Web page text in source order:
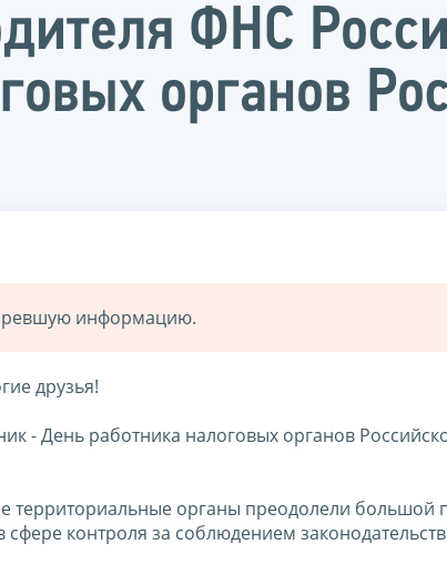
ФНС
органов
информацию.
друзья!
- День работника налоговых органов
органы преодолели большой
контроля за соблюдением